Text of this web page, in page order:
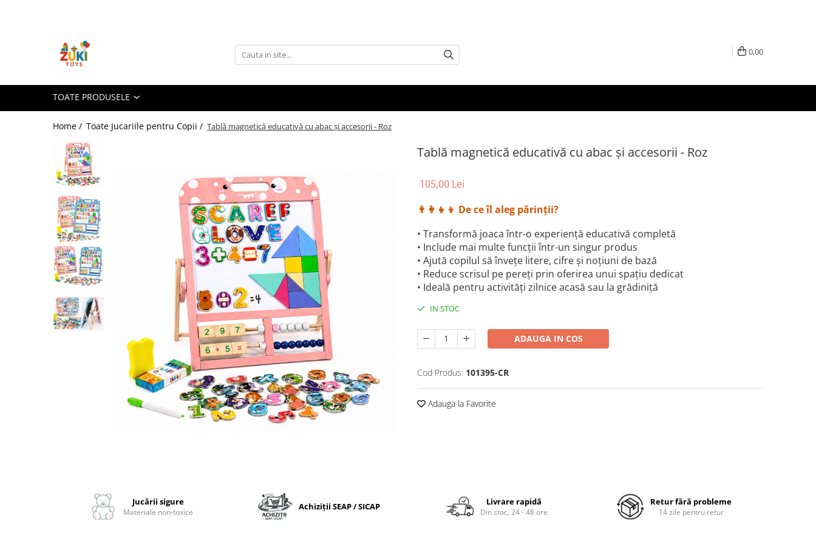
Toate Produsele
Jucarii pentru calatorii
Recomandari Zuki
Cadouri pentru Copii
Cadouri Aniversare
Cadouri de Sarbatori
Cadouri dupa Buget
Cadouri sub 59 lei
Cadouri sub 99 lei
Cadouri sub 149 lei
Jucarii pe Varsta Copilului
Carusele & Jucarii pentru Patut
Corturi & Spatii de Joaca
0,00
TOATE PRODUSELE
Home / Toate Jucariile pentru Copii / Tablă magnetică educativă cu abac și accesorii - Roz
Tablă magnetică educativă cu abac și accesorii - Roz
105,00 Lei
👨‍👩‍👧‍👦 De ce îl aleg părinții?
• Transformă joaca într-o experiență educativă completă
• Include mai multe funcții într-un singur produs
• Ajută copilul să învețe litere, cifre și noțiuni de bază
• Reduce scrisul pe pereți prin oferirea unui spațiu dedicat
• Ideală pentru activități zilnice acasă sau la grădiniță
IN STOC
ADAUGA IN COS
Cod Produs: 101395-CR
Adauga la Favorite
Jucării sigure
Materiale non-toxice Achiziții SEAP / SICAP Livrare rapidă
Din stoc, 24 - 48 ore
Retur fără probleme
14 zile pentru retur